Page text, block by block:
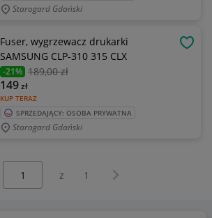
Starogard Gdański
Fuser, wygrzewacz drukarki
SAMSUNG CLP-310 315 CLX
-21% 189,00 zł
KUP TERAZ
149zł
SPRZEDAJĄCY: OSOBA PRYWATNA
Starogard Gdański
z 1 Następna strona